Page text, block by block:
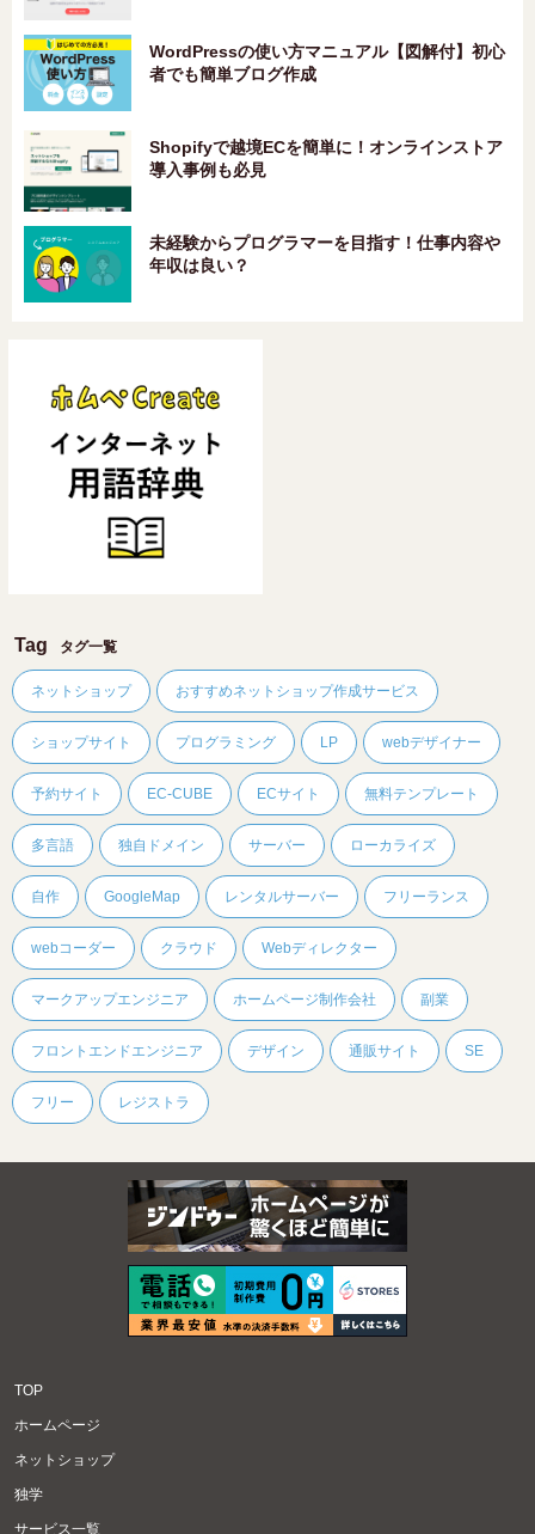
WordPressの使い方マニュアル【図解付】初心
者でも簡単ブログ作成
Shopifyで越境ECを簡単に！オンラインストア
導入事例も必見
未経験からプログラマーを目指す！仕事内容や
年収は良い？
Tag タグ一覧
ネットショップ おすすめネットショップ作成サービス
ショップサイト プログラミング LP webデザイナー
予約サイト EC-CUBE ECサイト 無料テンプレート
多言語 独自ドメイン サーバー ローカライズ
自作 GoogleMap レンタルサーバー フリーランス
webコーダー クラウド Webディレクター
マークアップエンジニア ホームページ制作会社 副業
フロントエンドエンジニア デザイン 通販サイト SE
フリー レジストラ
TOP
ホームページ
ネットショップ
独学
サービス一覧